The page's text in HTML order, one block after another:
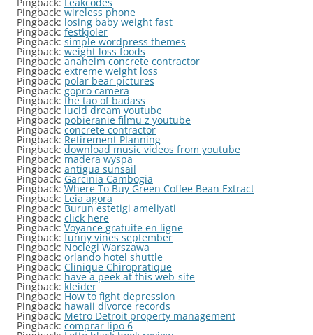
Pingback: wireless phone
Pingback: losing baby weight fast
Pingback: festkjoler
Pingback: simple wordpress themes
Pingback: weight loss foods
Pingback: anaheim concrete contractor
Pingback: extreme weight loss
Pingback: polar bear pictures
Pingback: gopro camera
Pingback: the tao of badass
Pingback: lucid dream youtube
Pingback: pobieranie filmu z youtube
Pingback: concrete contractor
Pingback: Retirement Planning
Pingback: download music videos from youtube
Pingback: madera wyspa
Pingback: antigua sunsail
Pingback: Garcinia Cambogia
Pingback: Where To Buy Green Coffee Bean Extract
Pingback: Leia agora
Pingback: Burun estetigi ameliyati
Pingback: click here
Pingback: Voyance gratuite en ligne
Pingback: funny vines september
Pingback: Noclegi Warszawa
Pingback: orlando hotel shuttle
Pingback: Clinique Chiropratique
Pingback: have a peek at this web-site
Pingback: kleider
Pingback: How to fight depression
Pingback: hawaii divorce records
Pingback: Metro Detroit property management
Pingback: comprar lipo 6